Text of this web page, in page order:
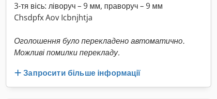
3-тя вісь: ліворуч – 9 мм, праворуч – 9 мм
Chsdpfx Aov Icbnjhtja
Оголошення було перекладено автоматично.
Можливі помилки перекладу.
Запросити більше інформації